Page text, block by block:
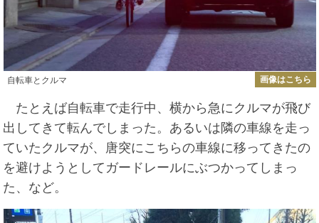
自転車とクルマ 画像はこちら
たとえば自転車で走行中、横から急にクルマが飛び
出してきて転んでしまった。あるいは隣の車線を走っ
ていたクルマが、唐突にこちらの車線に移ってきたの
を避けようとしてガードレールにぶつかってしまっ
た、など。